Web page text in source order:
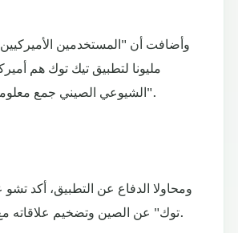
مليونا لتطبيق تيك توك هم
الشيوعي الصيني جمع معلومات حساسة عنهم".
ومحاولا الدفاع عن التطبيق، أكد
توك" عن الصين وتضخيم علاقاته مع الولايات المتحدة.